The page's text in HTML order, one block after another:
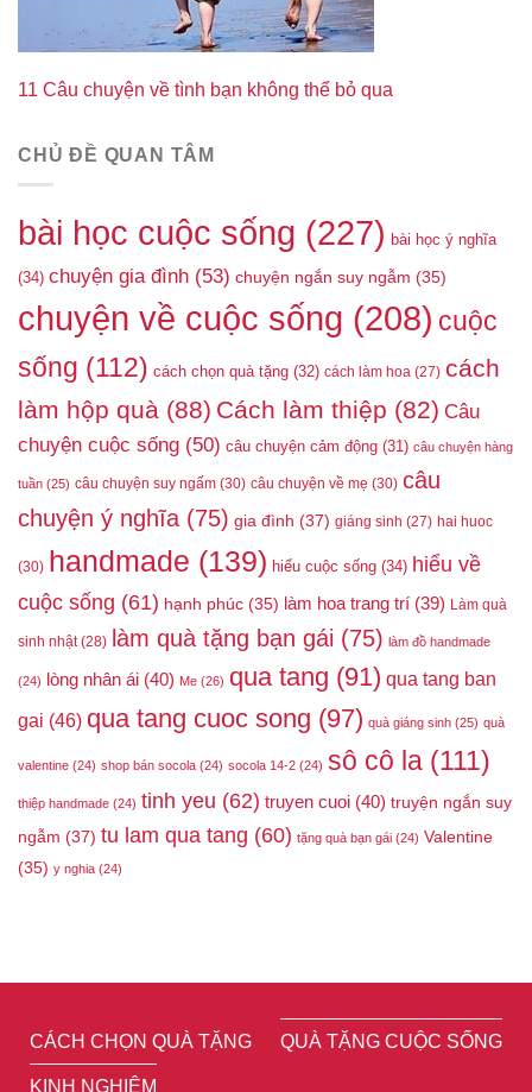
11 Câu chuyện về tình bạn không thể bỏ qua
CHỦ ĐỀ QUAN TÂM
bài học cuộc sống (227) bài học ý nghĩa
(34) chuyện gia đình (53) chuyện ngắn suy ngẫm (35)
chuyện về cuộc sống (208) cuộc
sống (112) cách chọn quà tặng (32) cách làm hoa (27) cách
làm hộp quà (88) Cách làm thiệp (82) Câu
chuyện cuộc sống (50) câu chuyện cảm động (31) câu chuyện hàng
tuần (25) câu chuyện suy ngấm (30) câu chuyện về mẹ (30) câu
chuyện ý nghĩa (75) gia đình (37) giáng sinh (27) hai huoc
(30) handmade (139) hiểu cuộc sống (34) hiểu về
cuộc sống (61) hạnh phúc (35) làm hoa trang trí (39) Làm quà
sinh nhật(28) làm quà tặng bạn gái (75) làm đồ handmade
(24) lòng nhân ái (40) Me (26) qua tang (91) qua tang ban
gai (46) qua tang cuoc song (97) quà giáng sinh (25) quà
valentine (24) shop bán socola (24) socola 14-2 (24) sô cô la (111)
thiệp handmade (24) tinh yeu (62) truyen cuoi (40) truyện ngắn suy
ngẫm (37) tu lam qua tang (60) tặng quà bạn gái (24) Valentine
(35) y nghia (24)
CÁCH CHỌN QUÀ TẶNG QUÀ TẶNG CUỘC SỐNG
KINH NGHIỆM